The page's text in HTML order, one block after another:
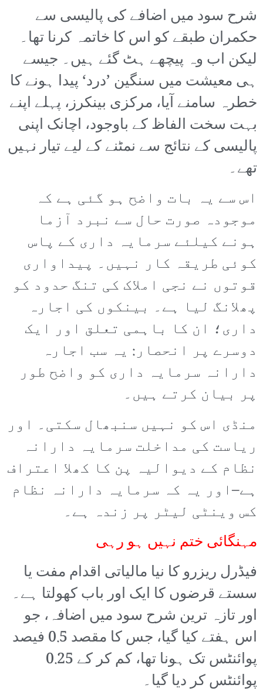
شرح سود میں اضافے کی پالیسی سے
حکمران طبقے کو اس کا خاتمہ کرنا تھا۔
لیکن اب وہ پیچھے ہٹ گئے ہیں۔ جیسے
ہی معیشت میں سنگین ’درد‘ پیدا ہونے کا
خطرہ سامنے آیا، مرکزی بینکرز، پہلے اپنے
بہت سخت الفاظ کے باوجود، اچانک اپنی
پالیسی کے نتائج سے نمٹنے کے لیے تیار نہیں
تھے۔
اس سے یہ بات واضح ہو گئی ہے کہ
موجودہ صورت حال سے نبرد آزما
ہونے کیلئے سرمایہ داری کے پاس
کوئی طریقہ کار نہیں۔ پیداواری
قوتوں نے نجی املاک کی تنگ حدود کو
پھلانگ لیا ہے۔ بینکوں کی اجارہ
داری؛ ان کا باہمی تعلق اور ایک
دوسرے پر انحصار: یہ سب اجارہ
دارانہ سرمایہ داری کو واضح طور
پر بیان کرتے ہیں۔
منڈی اس کو نہیں سنبھال سکتی۔ اور
ریاست کی مداخلت سرمایہ دارانہ
نظام کے دیوالیہ پن کا کھلا اعتراف
ہے–اور یہ کہ سرمایہ دارانہ نظام
کس وینٹی لیٹر پر زندہ ہے۔
مہنگائی ختم نہیں ہو رہی
فیڈرل ریزرو کا نیا مالیاتی اقدام مفت یا
سستے قرضوں کا ایک اور باب کھولتا ہے۔
اور تازہ ترین شرح سود میں اضافہ، جو
اس ہفتے کیا گیا، جس کا مقصد 0.5 فیصد
پوائنٹس تک ہونا تھا، کم کر کے 0.25
پوائنٹس کر دیا گیا۔